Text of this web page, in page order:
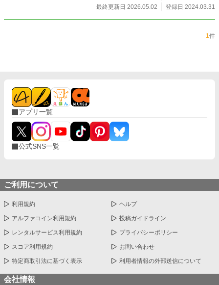
最終更新日 2026.05.02
登録日 2024.03.31
1件
アプリ一覧
公式SNS一覧
ご利用について
利用規約 ヘルプ
アルファコイン利用規約 投稿ガイドライン
レンタルサービス利用規約 プライバシーポリシー
スコア利用規約 お問い合わせ
特定商取引法に基づく表示 利用者情報の外部送信について
会社情報